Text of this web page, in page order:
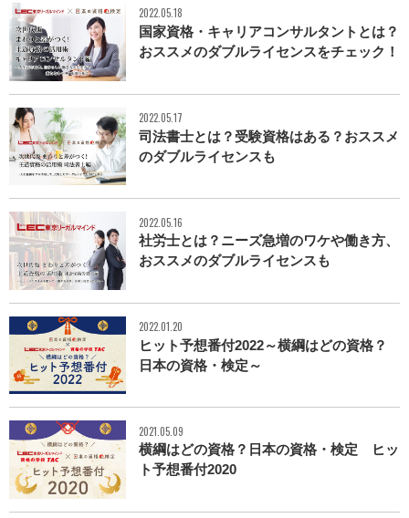
2022.05.18
国家資格・キャリアコンサルタントとは？
おススメのダブルライセンスをチェック！
2022.05.17
司法書士とは？受験資格はある？おススメ
のダブルライセンスも
2022.05.16
社労士とは？ニーズ急増のワケや働き方、
おススメのダブルライセンスも
2022.01.20
ヒット予想番付2022～横綱はどの資格？
日本の資格・検定～
2021.05.09
横綱はどの資格？日本の資格・検定 ヒッ
ト予想番付2020